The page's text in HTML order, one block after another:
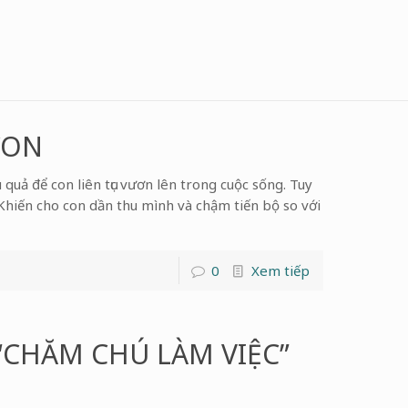
để con liên tục vươn lên trong cuộc sống. Tuy
cho con dần thu mình và chậm tiến bộ so với
0 Xem tiếp
CHÚ LÀM VIỆC”